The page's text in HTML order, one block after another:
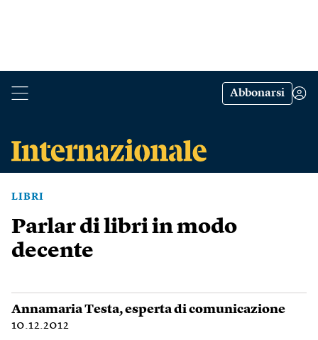
Abbonarsi
LIBRI
Parlar di libri in modo
decente
Annamaria Testa, esperta di comunicazione
10.12.2012